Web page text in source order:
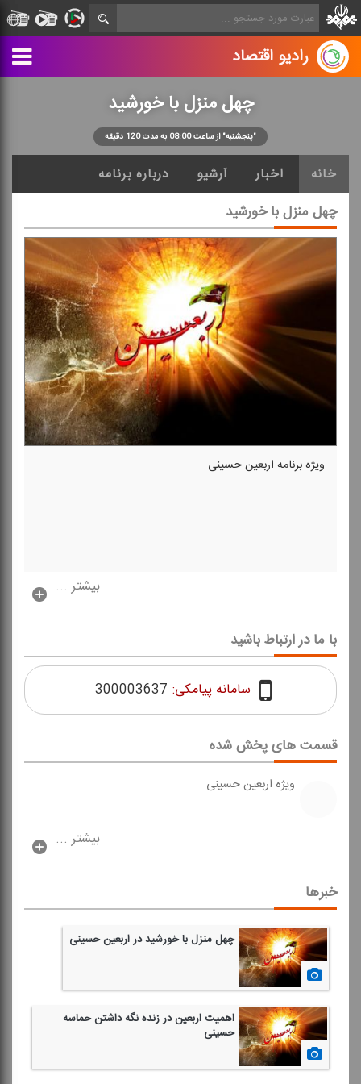
رادیو اقتصاد
چهل منزل با خورشید
"پنجشنبه" از ساعت 08:00 به مدت 120 دقیقه
خانه اخبار آرشیو درباره برنامه
چهل منزل با خورشید
ویژه برنامه اربعین حسینی
بیشتر ...
قسمت های پخش شده
ویژه اربعین حسینی
بیشتر ...
با ما در ارتباط باشید
سامانه پیامکی: 300003637
خبرها
چهل منزل با خورشید در اربعین حسینی
1399/07/16
اهمیت اربعین در زنده نگه داشتن حماسه
حسینی
1396/08/17